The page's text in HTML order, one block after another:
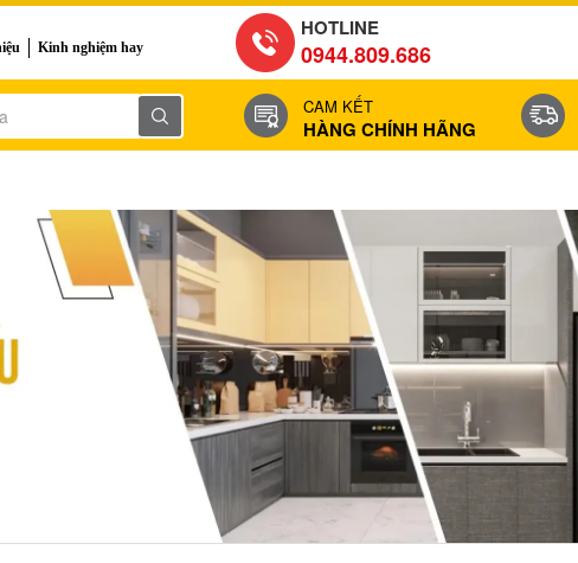
Kinh nghiệm hay
HOTLINE
0944.809.686
CAM KẾT
HÀNG CHÍNH HÃNG